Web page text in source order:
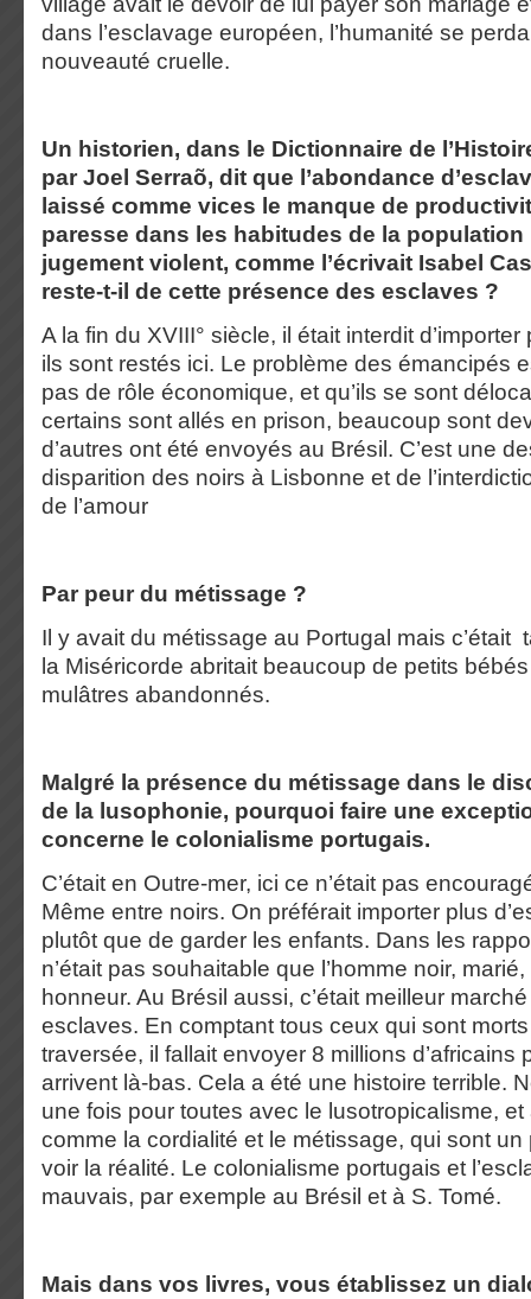
dans l’esclavage européen, l’humanité se
nouveauté cruelle.
Un historien, dans le Dictionnaire de
par Joel Serraõ, dit que l’abondance
laissé comme vices le manque de
paresse dans les habitudes de la population
jugement violent, comme l’écrivait Isabel
reste-t-il de cette présence des esclaves ?
A la fin du XVIII° siècle, il était interdit
ils sont restés ici. Le problème des émancipés
pas de rôle économique, et qu’ils se sont
certains sont allés en prison, beaucoup sont
d’autres ont été envoyés au Brésil. C’est une
disparition des noirs à Lisbonne et de
de l’amour
Par peur du métissage ?
Il y avait du métissage au Portugal mais c’était
la Miséricorde abritait beaucoup de petits bébés
mulâtres abandonnés.
Malgré la présence du métissage dans le
de la lusophonie, pourquoi faire une
concerne le colonialisme portugais.
C’était en Outre-mer, ici ce n’était pas
Même entre noirs. On préférait importer plus
plutôt que de garder les enfants. Dans les
n’était pas souhaitable que l’homme noir,
honneur. Au Brésil aussi, c’était meilleur
esclaves. En comptant tous ceux qui sont
traversée, il fallait envoyer 8 millions d’africains
arrivent là-bas. Cela a été une histoire terrible.
une fois pour toutes avec le lusotropicalisme,
comme la cordialité et le métissage, qui sont
voir la réalité. Le colonialisme portugais et
mauvais, par exemple au Brésil et à S. Tomé.
Mais dans vos livres, vous établissez un